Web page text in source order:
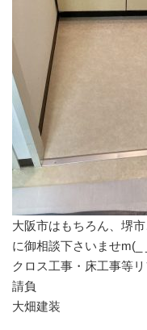
大阪市はもちろん、堺
に御相談下さいませ
クロス工事・床工事等
請負
大畑建装